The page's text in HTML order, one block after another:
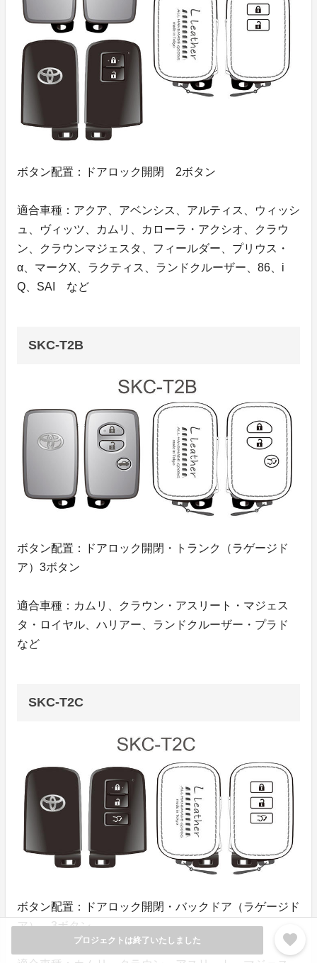
プロジェクトは終了いたしました favorite
ボタン配置：ドアロック開閉 2ボタン
適合車種：アクア、アベンシス、アルティス、ウィッシ
ュ、ヴィッツ、カムリ、カローラ・アクシオ、クラウ
ン、クラウンマジェスタ、フィールダー、プリウス・
α、マークX、ラクティス、ランドクルーザー、86、i
Q、SAI など
SKC-T2B
ボタン配置：ドアロック開閉・トランク（ラゲージド
ア）3ボタン
適合車種：カムリ、クラウン・アスリート・マジェス
タ・ロイヤル、ハリアー、ランドクルーザー・プラド
など
SKC-T2C
ボタン配置：ドアロック開閉・バックドア（ラゲージド
ア） 3ボタン